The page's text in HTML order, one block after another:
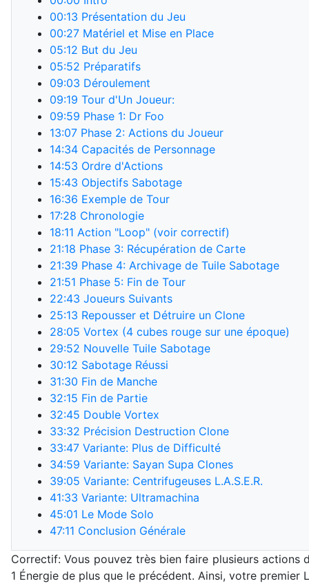
00:13 Présentation du Jeu
00:27 Matériel et Mise en Place
05:12 But du Jeu
05:52 Préparatifs
09:03 Déroulement
09:19 Tour d'Un Joueur:
09:59 Phase 1: Dr Foo
13:07 Phase 2: Actions du Joueur
14:34 Capacités de Personnage
14:53 Ordre d'Actions
15:43 Objectifs Sabotage
16:36 Exemple de Tour
17:28 Chronologie
18:11 Action "Loop" (voir correctif)
21:18 Phase 3: Récupération de Carte
21:39 Phase 4: Archivage de Tuile Sabotage
21:51 Phase 5: Fin de Tour
22:43 Joueurs Suivants
25:13 Repousser et Détruire un Clone
28:05 Vortex (4 cubes rouge sur une époque)
29:52 Nouvelle Tuile Sabotage
30:12 Sabotage Réussi
31:30 Fin de Manche
32:15 Fin de Partie
32:45 Double Vortex
33:32 Précision Destruction Clone
33:47 Variante: Plus de Difficulté
34:59 Variante: Sayan Supa Clones
39:05 Variante: Centrifugeuses L.A.S.E.R.
41:33 Variante: Ultramachina
45:01 Le Mode Solo
47:11 Conclusion Générale
Correctif: Vous pouvez très bien faire plusieurs actions
1 Énergie de plus que le précédent. Ainsi, votre